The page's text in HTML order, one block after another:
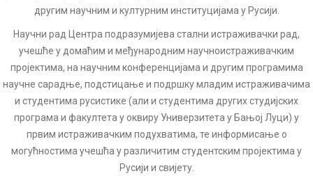
другим научним и културним институцијама у Русији.
Научни рад Центра подразумијева стални истраживачки рад,
учешће у домаћим и међународним научноистраживачким
пројектима, на научним конференцијама и другим програмима
научне сарадње, подстицање и подршку младим истраживачима
и студентима русистике (али и студентима других студијских
програма и факултета у оквиру Универзитета у Бањој Луци) у
првим истраживачким подухватима, те информисање о
могућностима учешћа у различитим студентским пројектима у
Русији и свијету.